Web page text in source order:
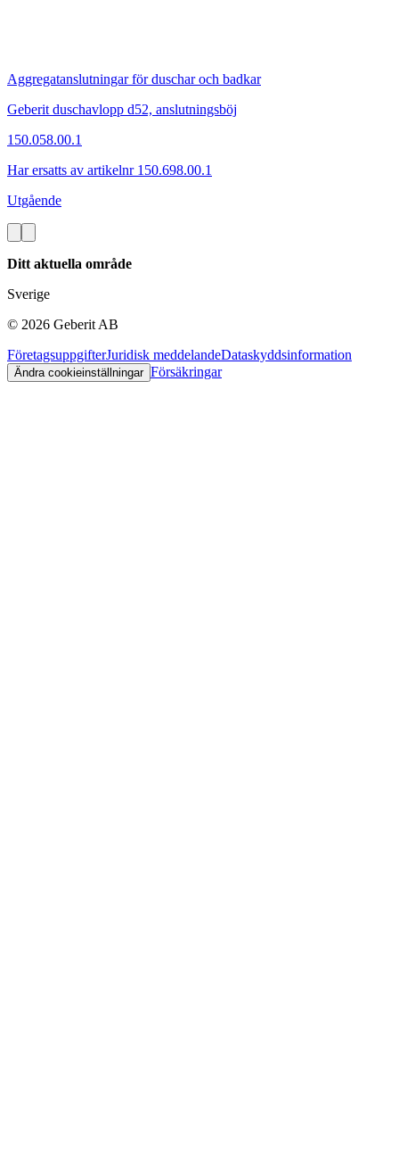
Aggregatanslutningar för duschar och badkar
Geberit duschavlopp d52, anslutningsböj
150.058.00.1
Har ersatts av artikelnr 150.698.00.1
Utgående
Ditt aktuella område
Sverige
© 2026 Geberit AB
FöretagsuppgifterJuridisk meddelandeDataskyddsinformation
Ändra cookieinställningar Försäkringar